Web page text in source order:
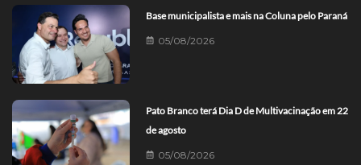
Base municipalista e mais na Coluna pelo Paraná
05/08/2026
Pato Branco terá Dia D de Multivacinação em 22
de agosto
05/08/2026